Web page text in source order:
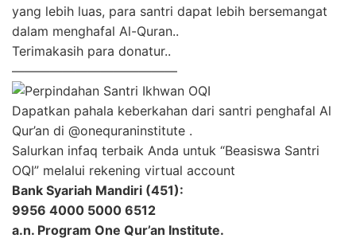
yang lebih luas, para santri dapat lebih bersemangat
dalam menghafal Al-Quran..
Terimakasih para donatur..
—————————————
Dapatkan pahala keberkahan dari santri penghafal Al
Qur’an di @onequraninstitute .
Salurkan infaq terbaik Anda untuk “Beasiswa Santri
OQI” melalui rekening virtual account
Bank Syariah Mandiri (451):
9956 4000 5000 6512
a.n. Program One Qur’an Institute.